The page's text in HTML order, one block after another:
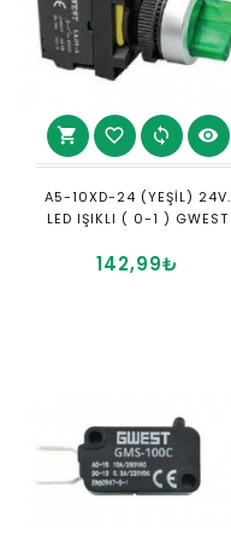
shopping_cart favorite_border sync visibility
A5-10XD-24 (YEŞİL) 24V.
LED IŞIKLI ( 0-1 ) GWEST
142,99₺